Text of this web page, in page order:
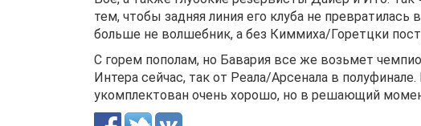
тем, чтобы задняя линия его клуба не
больше не волшебник, а без Киммиха/Горетцки
С горем пополам, но Бавария все же возьмет
Интера сейчас, так от Реала/Арсенала в
укомплектован очень хорошо, но в решающий